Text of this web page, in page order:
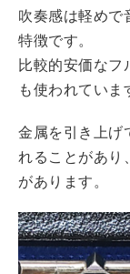
吹奏感は軽めで
特徴です。
比較的安価なフ
も使われていま
金属を引き上げ
れることがあり
があります。